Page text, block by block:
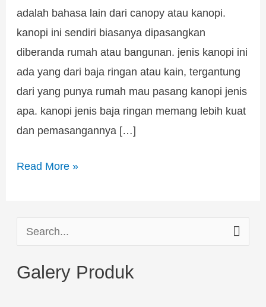
adalah bahasa lain dari canopy atau kanopi.
kanopi ini sendiri biasanya dipasangkan
diberanda rumah atau bangunan. jenis kanopi ini
ada yang dari baja ringan atau kain, tergantung
dari yang punya rumah mau pasang kanopi jenis
apa. kanopi jenis baja ringan memang lebih kuat
dan pemasangannya […]
Read More »
a
Galery Produk